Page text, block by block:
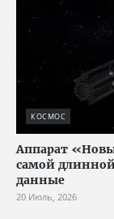
КОСМОС
Аппарат
самой длинной
данные
20 Июль, 2026